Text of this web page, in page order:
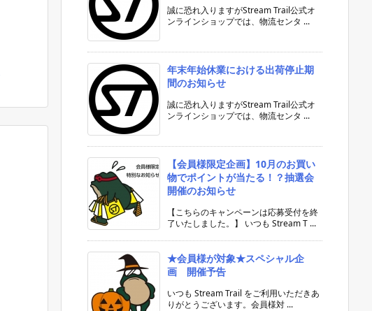
誠に恐れ入りますがStream Trail公式オ
ンラインショップでは、物流センタ ...
年末年始休業における出荷停止期
間のお知らせ
誠に恐れ入りますがStream Trail公式オ
ンラインショップでは、物流センタ ...
【会員様限定企画】10月のお買い
物でポイントが当たる！？抽選会
開催のお知らせ
【こちらのキャンペーンは応募受付を終
了いたしました。】 いつも Stream T ...
★会員様が対象★スペシャル企
画 開催予告
いつも Stream Trail をご利用いただきあ
りがとうございます。会員様対 ...